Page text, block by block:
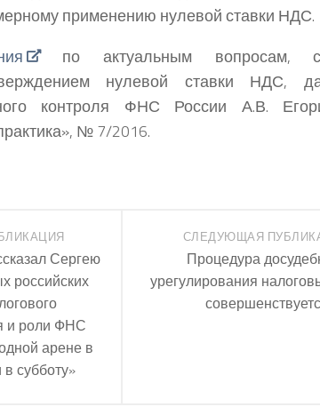
применению нулевой ставки НДС.
по актуальным вопросам,
нулевой ставки НДС,
контроля ФНС России А.В.
№ 7/2016.
СЛЕДУЮЩАЯ
Процедура
урегулирования
Сергею
российских
и роли ФНС
арене в
субботу»